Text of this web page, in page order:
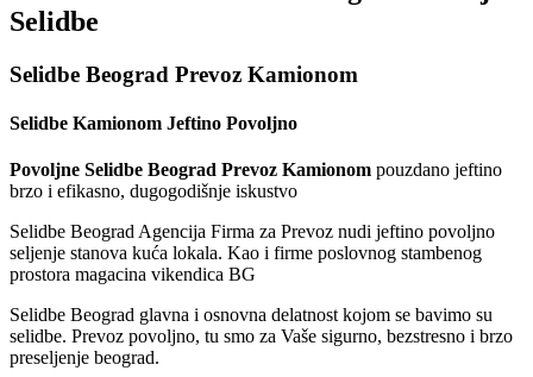
Selidbe
Selidbe Beograd Prevoz Kamionom
Selidbe Kamionom Jeftino Povoljno
Povoljne Selidbe Beograd Prevoz Kamionom pouzdano jeftino
brzo i efikasno, dugogodišnje iskustvo
Selidbe Beograd Agencija Firma za Prevoz nudi jeftino povoljno
seljenje stanova kuća lokala. Kao i firme poslovnog stambenog
prostora magacina vikendica BG
Selidbe Beograd glavna i osnovna delatnost kojom se bavimo su
selidbe. Prevoz povoljno, tu smo za Vaše sigurno, bezstresno i brzo
preseljenje beograd.